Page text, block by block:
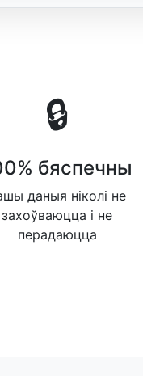
🔒
бяспечны
даныя ніколі не
захоўваюцца і не
перадаюцца